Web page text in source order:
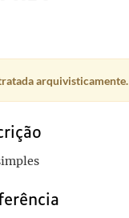
arquivisticamente.